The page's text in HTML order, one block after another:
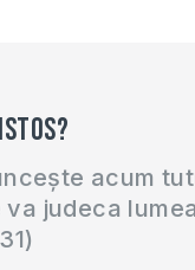
acum
judeca